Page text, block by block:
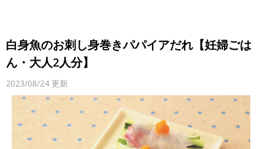
白身魚のお刺し身巻きパパイアだれ【妊婦ごは
ん・大人2人分】
2023/08/24 更新